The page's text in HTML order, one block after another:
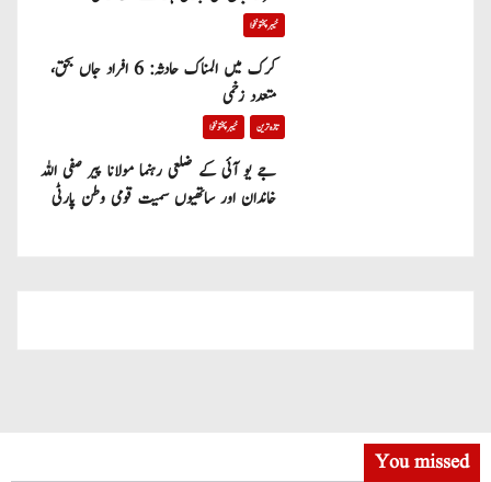
خیبر پختونخوا
کرک میں المناک حادثہ: 6 افراد جاں بحق،
متعدد زخمی
تازہ ترین خیبر پختونخوا
جے یو آئی کے ضلعی رہنما مولانا پیر صفی اللہ
خاندان اور ساتھیوں سمیت قومی وطن پارٹی
You missed